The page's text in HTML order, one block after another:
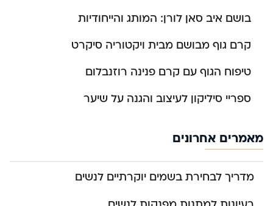
בושם איב סאן לורן: המותג והייחודיות
קרם גוף מבושם מבית ויקטוריה סיקרט
טיפוח הגוף עם קרם פנינה רוזנבלום
ספריי סיליקון לעיצוב והגנה על שיער
מאמרים אחרונים
מדריך לבחירת בשמים יוקרתיים לנשים